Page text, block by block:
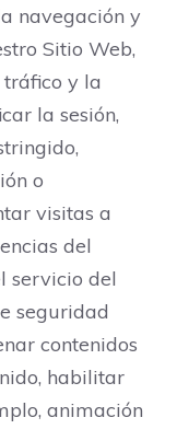
navegación y
Sitio Web,
y la
la sesión,
o
visitas a
del
servicio del
seguridad
contenidos
habilitar
animación